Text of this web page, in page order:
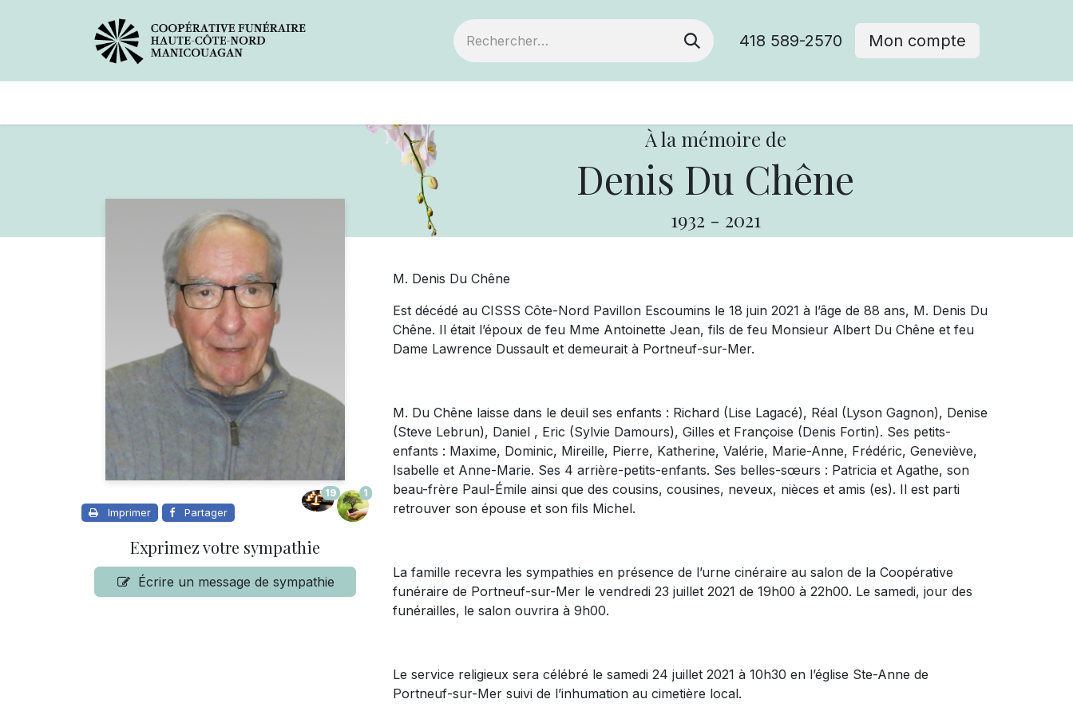
418 589-2570 Mon compte
À la mémoire de
Denis Du Chêne
1932 - 2021
Imprimer Partager
19 1
Exprimez votre sympathie
Écrire un message de sympathie
M. Denis Du Chêne
Est décédé au CISSS Côte-Nord Pavillon Escoumins le 18 juin 2021 à l’âge de 88 ans, M. Denis Du
Chêne. Il était l’époux de feu Mme Antoinette Jean, fils de feu Monsieur Albert Du Chêne et feu
Dame Lawrence Dussault et demeurait à Portneuf-sur-Mer.
M. Du Chêne laisse dans le deuil ses enfants : Richard (Lise Lagacé), Réal (Lyson Gagnon), Denise
(Steve Lebrun), Daniel , Eric (Sylvie Damours), Gilles et Françoise (Denis Fortin). Ses petits-
enfants : Maxime, Dominic, Mireille, Pierre, Katherine, Valérie, Marie-Anne, Frédéric, Geneviève,
Isabelle et Anne-Marie. Ses 4 arrière-petits-enfants. Ses belles-sœurs : Patricia et Agathe, son
beau-frère Paul-Émile ainsi que des cousins, cousines, neveux, nièces et amis (es). Il est parti
retrouver son épouse et son fils Michel.
La famille recevra les sympathies en présence de l’urne cinéraire au salon de la Coopérative
funéraire de Portneuf-sur-Mer le vendredi 23 juillet 2021 de 19h00 à 22h00. Le samedi, jour des
funérailles, le salon ouvrira à 9h00.
Le service religieux sera célébré le samedi 24 juillet 2021 à 10h30 en l’église Ste-Anne de
Portneuf-sur-Mer suivi de l’inhumation au cimetière local.